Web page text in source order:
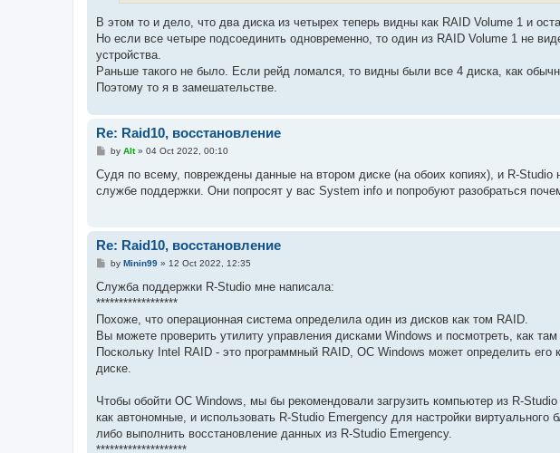
В этом то и дело, что два диска из четырех теперь видны как RAID Volume 1 и
Но если все четыре подсоединить одновременно, то один из RAID Volume 1 не
устройства.
Раньше такого не было. Если рейд ломался, то видны были все 4 диска, как
Поэтому то я в замешательстве.
Re: Raid10, восстановление
P
s
t
by Alt» 04 Oct 2022, 00:10
Судя по всему, повреждены данные на втором диске (на обоих копиях), и R-
службе поддержки. Они попросят у вас System info и попробуют разобраться
Re: Raid10, восстановление
P
s
by Minin99» 12 Oct 2022, 12:35
Служба поддержки R-Studio мне написала:
******************
Похоже, что операционная система определила один из дисков как том RAID.
Вы можете проверить утилиту управления дисками Windows и посмотреть, как там
Поскольку Intel RAID - это программный RAID, ОС Windows может определить
диске.
Чтобы обойти ОС Windows, мы бы рекомендовали загрузить компьютер из R-
как автономные, и использовать R-Studio Emergency для настройки виртуального
либо выполнить восстановление данных из R-Studio Emergency.
********************